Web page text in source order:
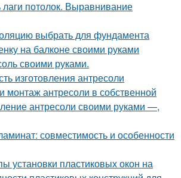
потолок. Выравнивание
выбрать для фундамента
на балконе своими руками
своими руками.
изготовления антресоли
монтаж антресоли в собственной
антресоли своими руками —,
совместимость и особенности
установки пластиковых окон на